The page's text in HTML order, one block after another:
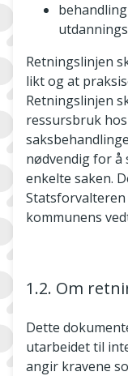
Retningslinjen
likt og at
Retningslinjen
ressursbruk
nødvendig for å
enkelte saken.
kommunens
1.2. Om
Dette
utarbeidet til
angir kravene